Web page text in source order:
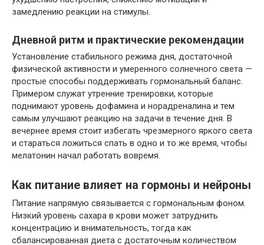
замедлению реакции на стимулы.
Дневной ритм и практические рекомендации
Установление стабильного режима дня, достаточной
физической активности и умеренного солнечного света —
простые способы поддерживать гормональный баланс.
Примером служат утренние тренировки, которые
поднимают уровень дофамина и норадреналина и тем
самым улучшают реакцию на задачи в течение дня. В
вечернее время стоит избегать чрезмерного яркого света
и стараться ложиться спать в одно и то же время, чтобы
мелатонин начал работать вовремя.
Как питание влияет на гормоны и нейроны
Питание напрямую связывается с гормональным фоном.
Низкий уровень сахара в крови может затруднить
концентрацию и внимательность, тогда как
сбалансированная диета с достаточным количеством